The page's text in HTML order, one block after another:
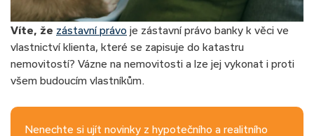
Víte, že zástavní právo je zástavní právo banky k věci ve
vlastnictví klienta, které se zapisuje do katastru
nemovitostí? Vázne na nemovitosti a lze jej vykonat i proti
všem budoucím vlastníkům.
Nenechte si ujít novinky z hypotečního a realitního